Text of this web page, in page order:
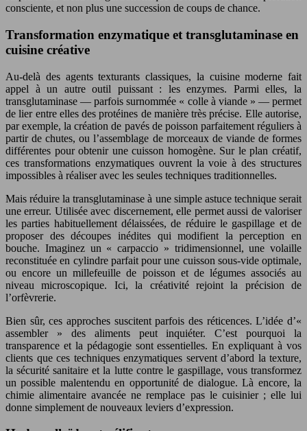
consciente, et non plus une succession de coups de chance.
Transformation enzymatique et transglutaminase en
cuisine créative
Au-delà des agents texturants classiques, la cuisine moderne fait
appel à un autre outil puissant : les enzymes. Parmi elles, la
transglutaminase — parfois surnommée « colle à viande » — permet
de lier entre elles des protéines de manière très précise. Elle autorise,
par exemple, la création de pavés de poisson parfaitement réguliers à
partir de chutes, ou l’assemblage de morceaux de viande de formes
différentes pour obtenir une cuisson homogène. Sur le plan créatif,
ces transformations enzymatiques ouvrent la voie à des structures
impossibles à réaliser avec les seules techniques traditionnelles.
Mais réduire la transglutaminase à une simple astuce technique serait
une erreur. Utilisée avec discernement, elle permet aussi de valoriser
les parties habituellement délaissées, de réduire le gaspillage et de
proposer des découpes inédites qui modifient la perception en
bouche. Imaginez un « carpaccio » tridimensionnel, une volaille
reconstituée en cylindre parfait pour une cuisson sous-vide optimale,
ou encore un millefeuille de poisson et de légumes associés au
niveau microscopique. Ici, la créativité rejoint la précision de
l’orfèvrerie.
Bien sûr, ces approches suscitent parfois des réticences. L’idée d’«
assembler » des aliments peut inquiéter. C’est pourquoi la
transparence et la pédagogie sont essentielles. En expliquant à vos
clients que ces techniques enzymatiques servent d’abord la texture,
la sécurité sanitaire et la lutte contre le gaspillage, vous transformez
un possible malentendu en opportunité de dialogue. Là encore, la
chimie alimentaire avancée ne remplace pas le cuisinier ; elle lui
donne simplement de nouveaux leviers d’expression.